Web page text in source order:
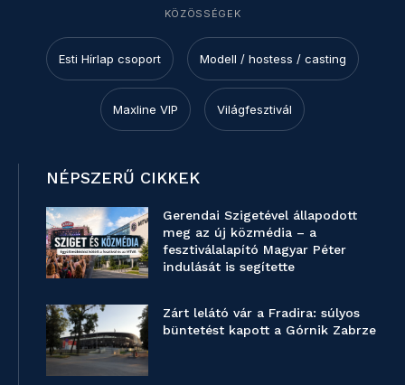
KÖZÖSSÉGEK
Esti Hírlap csoport Modell / hostess / casting
Maxline VIP Világfesztivál
NÉPSZERŰ CIKKEK
Gerendai Szigetével állapodott
meg az új közmédia – a
fesztiválalapító Magyar Péter
indulását is segítette
Zárt lelátó vár a Fradira: súlyos
büntetést kapott a Górnik Zabrze